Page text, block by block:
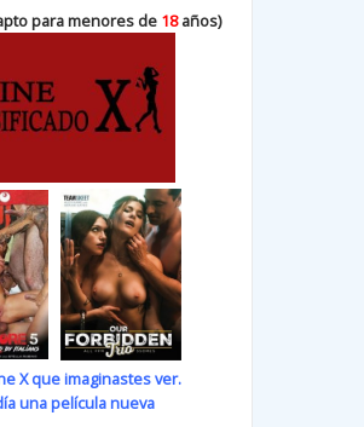
para menores de 18años)
X que imaginastes ver.
una película nueva